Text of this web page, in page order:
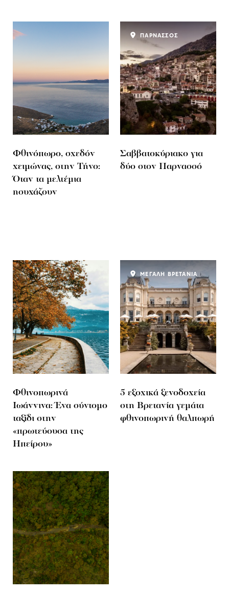
Φθινόπωρο, σχεδόν
χειμώνας, στην Τήνο:
Όταν τα μελτέμια
ησυχάζουν
Σαββατοκύριακο για
δύο στον Παρνασσό
ΠΑΡΝΑΣΣΟΣ
Φθινοπωρινά
Ιωάννινα: Ένα σύντομο
ταξίδι στην
«πρωτεύουσα της
Ηπείρου»
5 εξοχικά ξενοδοχεία
στη Βρετανία γεμάτα
φθινοπωρινή θαλπωρή
ΜΕΓΑΛΗ ΒΡΕΤΑΝΙΑ